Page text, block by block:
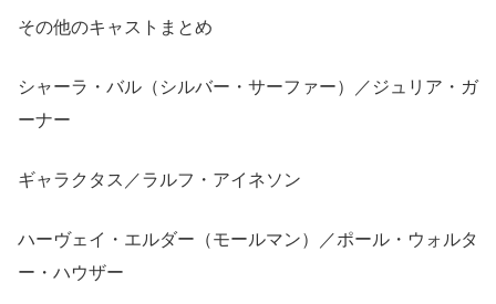
その他のキャストまとめ
シャーラ・バル（シルバー・サーファー）／ジュリア・ガ
ーナー
ギャラクタス／ラルフ・アイネソン
ハーヴェイ・エルダー（モールマン）／ポール・ウォルタ
ー・ハウザー